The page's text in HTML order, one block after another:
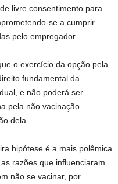
livre consentimento para
se a cumprir
pelo empregador.
o exercício da opção pela
fundamental da
e não poderá ser
pela não vacinação
dela.
hipótese é a mais polêmica
razões que influenciaram
não se vacinar, por